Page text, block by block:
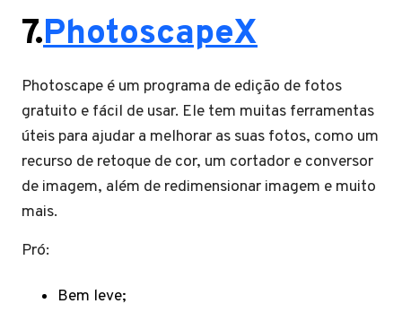
7.PhotoscapeX
Photoscape é um programa de edição de fotos
gratuito e fácil de usar. Ele tem muitas ferramentas
úteis para ajudar a melhorar as suas fotos, como um
recurso de retoque de cor, um cortador e conversor
de imagem, além de redimensionar imagem e muito
mais.
Pró:
Bem leve;